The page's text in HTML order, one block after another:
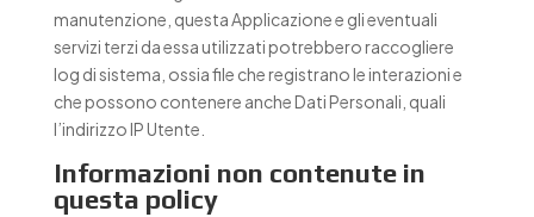
manutenzione, questa Applicazione e gli eventuali
servizi terzi da essa utilizzati potrebbero raccogliere
log di sistema, ossia file che registrano le interazioni e
che possono contenere anche Dati Personali, quali
l’indirizzo IP Utente.
Informazioni non contenute in
questa policy